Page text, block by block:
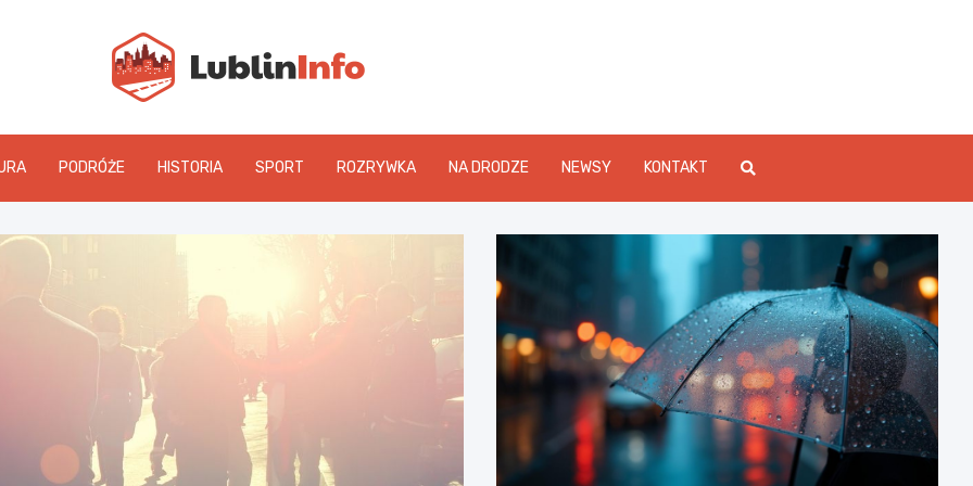
PODRÓŻE HISTORIA SPORT ROZRYWKA NA DRODZE NEWSY KONTAKT